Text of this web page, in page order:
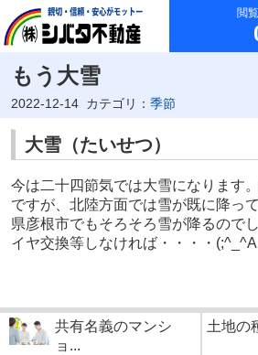
閲
もう大雪
2022-12-14 カテゴリ： 季節
大雪（たいせつ）
今は二十四節気では大雪になります
ですが、北陸方面では雪が既に降っ
県彦根市でもそろそろ雪が降るので
イヤ交換等しなければ・・・・(;^_^A
共有名義のマンシ
ョ...
土地の